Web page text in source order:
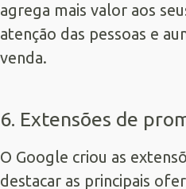
agrega mais valor aos
atenção das pessoas e
venda.
6. Extensões de
O Google criou as
destacar as principais